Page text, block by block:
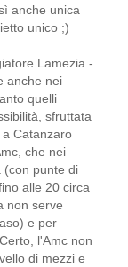
anche unica
unico ;)
Lamezia -
anche nei
quelli
sfruttata
Catanzaro
che nei
(con punte di
alle 20 circa
non serve
e per
l'Amc non
di mezzi e